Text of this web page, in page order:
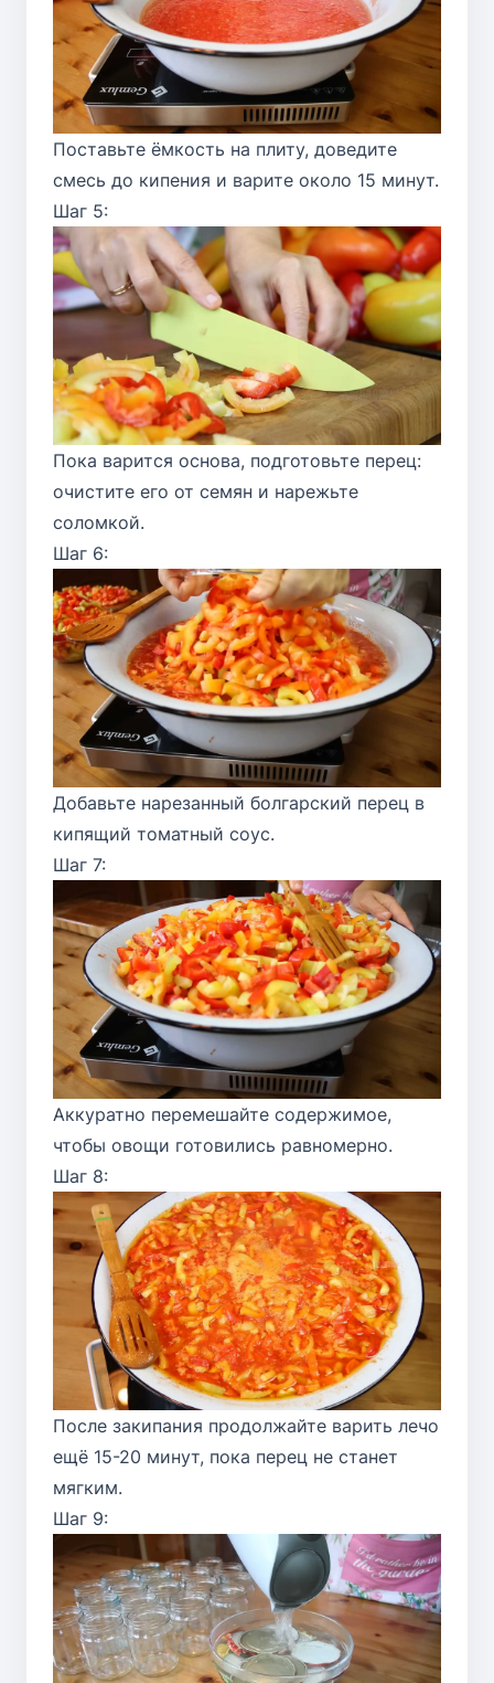
Поставьте ёмкость на плиту, доведите
смесь до кипения и варите около 15 минут.
Шаг 5:
Пока варится основа, подготовьте перец:
очистите его от семян и нарежьте
соломкой.
Шаг 6:
Добавьте нарезанный болгарский перец в
кипящий томатный соус.
Шаг 7:
Аккуратно перемешайте содержимое,
чтобы овощи готовились равномерно.
Шаг 8:
После закипания продолжайте варить лечо
ещё 15-20 минут, пока перец не станет
мягким.
Шаг 9: